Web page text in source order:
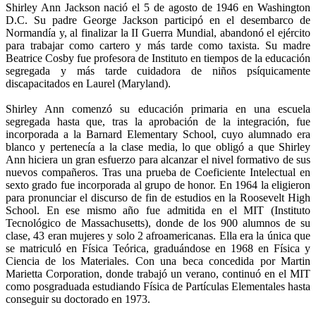
Shirley Ann Jackson nació el 5 de agosto de 1946 en Washington
D.C. Su padre George Jackson participó en el desembarco de
Normandía y, al finalizar la II Guerra Mundial, abandonó el ejército
para trabajar como cartero y más tarde como taxista. Su madre
Beatrice Cosby fue profesora de Instituto en tiempos de la educación
segregada y más tarde cuidadora de niños psíquicamente
discapacitados en Laurel (Maryland).
Shirley Ann comenzó su educación primaria en una escuela
segregada hasta que, tras la aprobación de la integración, fue
incorporada a la Barnard Elementary School, cuyo alumnado era
blanco y pertenecía a la clase media, lo que obligó a que Shirley
Ann hiciera un gran esfuerzo para alcanzar el nivel formativo de sus
nuevos compañeros. Tras una prueba de Coeficiente Intelectual en
sexto grado fue incorporada al grupo de honor. En 1964 la eligieron
para pronunciar el discurso de fin de estudios en la Roosevelt High
School. En ese mismo año fue admitida en el MIT (Instituto
Tecnológico de Massachusetts), donde de los 900 alumnos de su
clase, 43 eran mujeres y solo 2 afroamericanas. Ella era la única que
se matriculó en Física Teórica, graduándose en 1968 en Física y
Ciencia de los Materiales. Con una beca concedida por Martin
Marietta Corporation, donde trabajó un verano, continuó en el MIT
como posgraduada estudiando Física de Partículas Elementales hasta
conseguir su doctorado en 1973.